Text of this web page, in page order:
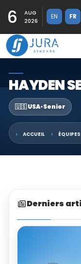
6
AUG
2026
EN FR
HAYDEN
🇺🇸 USA•Senior
ACCUEIL ÉQUIPES
Derniers